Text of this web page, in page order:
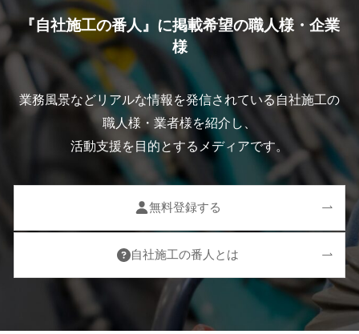
『自社施工の番人』に掲載希望の職人様・企業
様
業務風景などリアルな情報を発信されている自社施工の
職人様・業者様を紹介し、
活動支援を目的とするメディアです。
無料登録する
自社施工の番人とは